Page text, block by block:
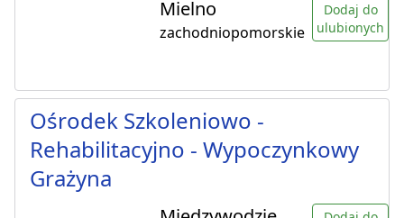
Mielno
zachodniopomorskie
Dodaj do
ulubionych
Ośrodek Szkoleniowo -
Rehabilitacyjno - Wypoczynkowy
Grażyna